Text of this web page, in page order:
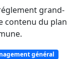
grand-
contenu du plan
général